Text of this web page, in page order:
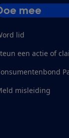
mee
lid
een actie of
misleiding